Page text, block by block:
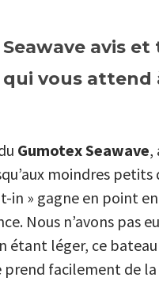
avis et
qui vous attend
Gumotex Seawave,
moindres petits
in » gagne en point
Nous n’avons pas
étant léger, ce bateau
facilement de la